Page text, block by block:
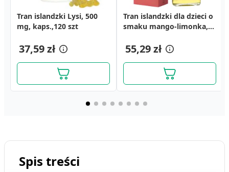
Tran islandzki Lysi, 500
mg, kaps.,120 szt
37,59 zł
Tran islandzki dla dzieci o
smaku mango-limonka,
55,29 zł
Olej lniany Boflax (Olej
lniany), dieta Dr.Budwig,
31,19 zł
Czarnuszka, kapsułki, 60
szt.
29,39 zł
Rostil, 250 mg, tabletki,
30 szt.
Detramax Plus, tabletki,
60 szt.
Spis treści